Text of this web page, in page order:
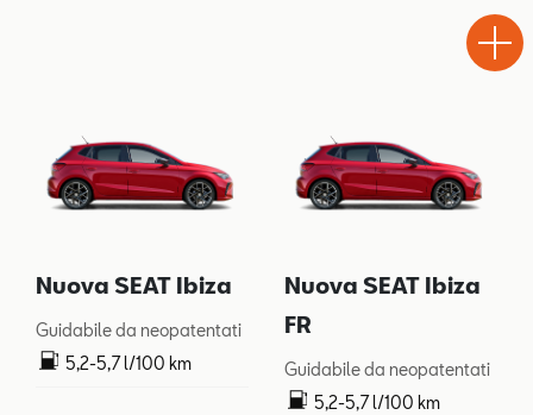
Nuova SEAT Ibiza
Guidabile da neopatentati
5,2-5,7 l/100 km
Nuova SEAT Ibiza
FR
Guidabile da neopatentati
5,2-5,7 l/100 km
Drive
Chiama